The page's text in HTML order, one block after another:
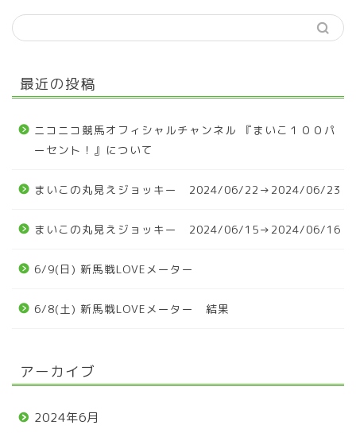
最近の投稿
ニコニコ競馬オフィシャルチャンネル 『まいこ１００パ
ーセント！』について
まいこの丸見えジョッキー 2024/06/22→2024/06/23
まいこの丸見えジョッキー 2024/06/15→2024/06/16
6/9(日) 新馬戦LOVEメーター
6/8(土) 新馬戦LOVEメーター 結果
アーカイブ
2024年6月